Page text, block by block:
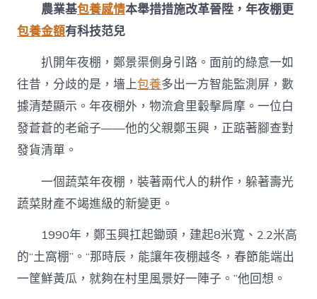
農業基包養感情本舉措措施改革晉陞，年夜棚更
包養金額有科技范兒
扒開年夜棚，鄭景渠側身引路。面前的綠意一如
往昔，分歧的是，墻上包養多出一方智能監測屏，數
據清楚顯示。年夜棚外，物流倉里轂擊肩摩。一位白
發蒼蒼的老爺子——他的父親鄭玉興，正踮著腳查對
發貨清單。
一個蔬菜年夜棚，裝著兩代人的耕作，躲著壽光
蔬菜財產不竭進級的新變更。
1990年，鄭玉興扛起鋤頭，建起8米寬、2.2米高
的“土窩棚”。“那時辰，能讓年夜棚越冬，春節能端出
一筐鮮黃瓜，就夠在村里風景好一陣子。”他回想。